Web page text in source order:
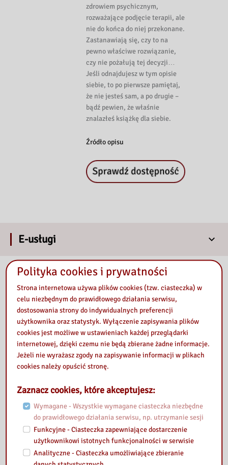
zdrowiem psychicznym,
rozważające podjęcie terapii, ale
nie do końca do niej przekonane.
Zastanawiają się, czy to na
pewno właściwe rozwiązanie,
czy nie pożałują tej decyzji…
Jeśli odnajdujesz w tym opisie
siebie, to po pierwsze pamiętaj,
że nie jesteś sam, a po drugie –
bądź pewien, że właśnie
znalazłeś książkę dla siebie.
Źródło opisu
E-usługi
Nasza Biblioteka
Przeczytaj
Polityka cookies i prywatności
Strona internetowa używa plików cookies (tzw. ciasteczka) w
celu niezbędnym do prawidłowego działania serwisu,
dostosowania strony do indywidualnych preferencji
użytkownika oraz statystyk. Wyłączenie zapisywania plików
cookies jest możliwe w ustawieniach każdej przeglądarki
internetowej, dzięki czemu nie będą zbierane żadne informacje.
Jeżeli nie wyrażasz zgody na zapisywanie informacji w plikach
cookies należy opuścić stronę.
Zaznacz cookies, które akceptujesz:
Wymagane - Wszystkie wymagane ciasteczka niezbędne
do prawidłowego działania serwisu, np. utrzymanie sesji
Funkcyjne - Ciasteczka zapewniające dostarczenie
użytkownikowi istotnych funkcjonalności w serwisie
Analityczne - Ciasteczka umożliwiające zbieranie